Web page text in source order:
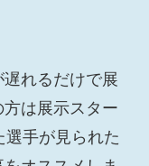
れるだけで展
は展示スター
選手が見られた